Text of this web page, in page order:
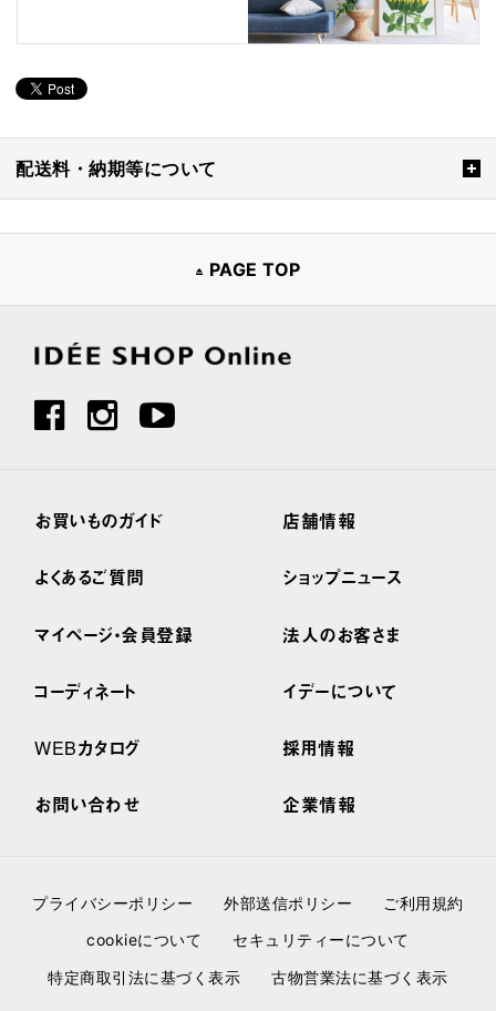
配送料・納期等について
PAGE TOP
お買いものガイド
よくあるご質問
マイページ・会員登録
コーディネート
WEBカタログ
お問い合わせ
店舗情報
ショップニュース
法人のお客さま
イデーについて
採用情報
企業情報
プライバシーポリシー 外部送信ポリシー
ご利用規約
cookieについて
セキュリティーについて
特定商取引法に基づく表示
古物営業法に基づく表示